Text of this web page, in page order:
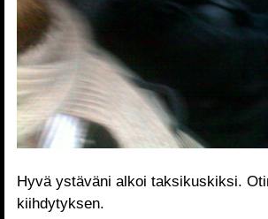
Hyvä ystäväni alkoi taksikuskiksi.
kiihdytyksen.